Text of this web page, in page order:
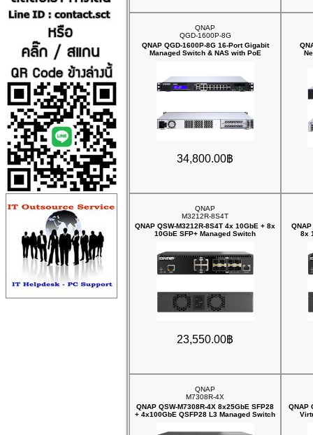
QNAP
QGD-1600P-8G
QNAP QGD-1600P-8G 16-Port Gigabit
Managed Switch & NAS with PoE
34,800.00฿
QNAP
M3212R-8S4T
QNAP QSW-M3212R-8S4T 4x 10GbE + 8x
10GbE SFP+ Managed Switch
23,550.00฿
8x
QNAP
M7308R-4X
QNAP QSW-M7308R-4X 8x25GbE SFP28
+ 4x100GbE QSFP28 L3 Managed Switch
QNAP